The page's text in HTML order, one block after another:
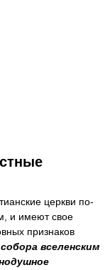
церкви по-
и имеют свое
признаков
вселенским